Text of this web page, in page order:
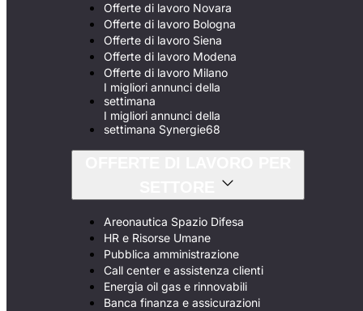
Offerte di lavoro Novara
Offerte di lavoro Bologna
Offerte di lavoro Siena
Offerte di lavoro Modena
Offerte di lavoro Milano
I migliori annunci della
settimana
I migliori annunci della
settimana Synergie68
Areonautica Spazio Difesa
HR e Risorse Umane
Pubblica amministrazione
Call center e assistenza clienti
Energia oil gas e rinnovabili
Banca finanza e assicurazioni